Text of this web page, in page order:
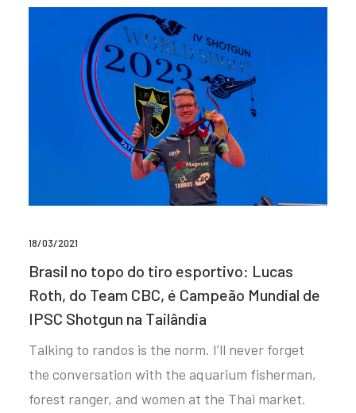
18/03/2021
Brasil no topo do tiro esportivo: Lucas
Roth, do Team CBC, é Campeão Mundial de
IPSC Shotgun na Tailândia
Talking to randos is the norm. I’ll never forget
the conversation with the aquarium fisherman,
forest ranger, and women at the Thai market.